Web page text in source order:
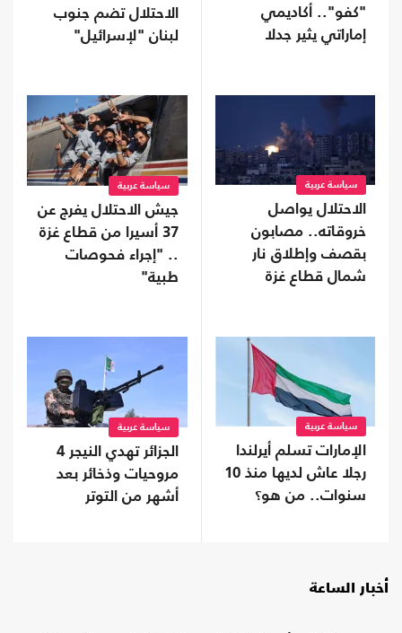
"كفو".. أكاديمي
إماراتي يثير جدلا
الاحتلال تضم جنوب
لبنان "لإسرائيل"
سياسة عربية
الاحتلال يواصل
خروقاته.. مصابون
بقصف وإطلاق نار
شمال قطاع غزة
سياسة عربية
جيش الاحتلال يفرج عن
37 أسيرا من قطاع غزة
.. "إجراء فحوصات
طبية"
سياسة عربية
الإمارات تسلم أيرلندا
رجلا عاش لديها منذ 10
سنوات.. من هو؟
سياسة عربية
الجزائر تهدي النيجر 4
مروحيات وذخائر بعد
أشهر من التوتر
أخبار الساعة